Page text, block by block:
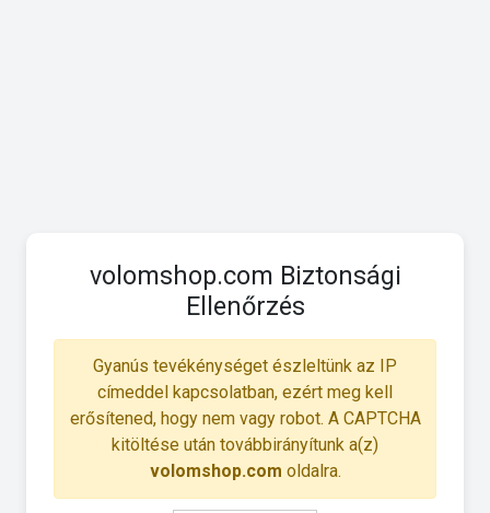
volomshop.com Biztonsági
Ellenőrzés
Gyanús tevékénységet észleltünk az IP
címeddel kapcsolatban, ezért meg kell
erősítened, hogy nem vagy robot. A CAPTCHA
kitöltése után továbbirányítunk a(z)
volomshop.com oldalra.